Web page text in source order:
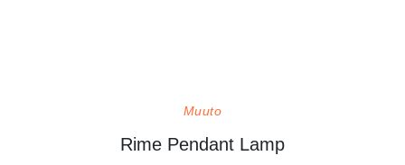
Muuto
Rime Pendant Lamp